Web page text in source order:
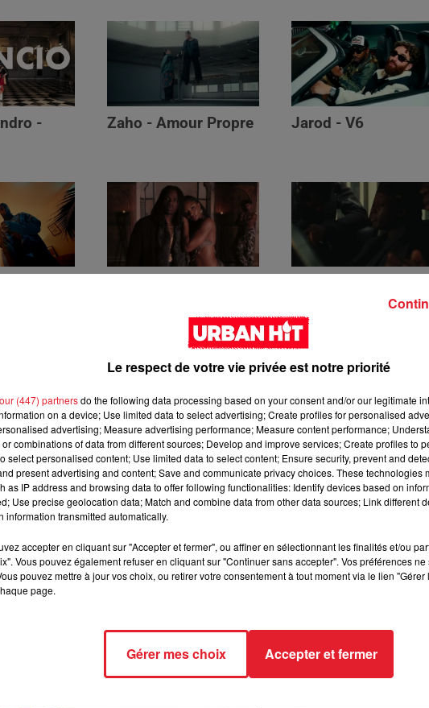
-
Zaho - Amour Propre Jarod - V6
-
RSKO)
interlude Yorssy
II (6am)
Omah
&
Siaka & Dr. Yaro - Les
Limites
Kore & Zamdane -
Dalí
-
Génération Impolie
Le respect de votre vie privée est notre priorité
our (447) partnersdo the following data processing based on your consent and/or our legitimate
on a device; Use limited data to select advertising; Create profiles for personalised
advertising; Measure advertising performance; Measure content performance;
or combinations of data from different sources; Develop and improve services; Create profiles to
select personalised content; Use limited data to select content; Ensure security, prevent and
present advertising and content; Save and communicate privacy choices. These technologies
as IP address and browsing data to offer following functionalities: Identify devices based on
Use precise geolocation data; Match and combine data from other data sources; Link different
information transmitted automatically.
accepter en cliquant sur "Accepter et fermer", ou affiner en sélectionnant les finalités et/ou
Vous pouvez également refuser en cliquant sur "Continuer sans accepter". Vos préférences
pouvez mettre à jour vos choix, ou retirer votre consentement à tout moment via le lien
page.
Gérer mes choix Accepter et fermer